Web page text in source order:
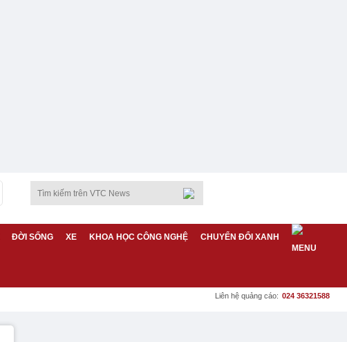
ĐỜI SỐNG XE KHOA HỌC CÔNG NGHỆ CHUYỂN ĐỔI XANH
Liên hệ quảng cáo: 024 36321588